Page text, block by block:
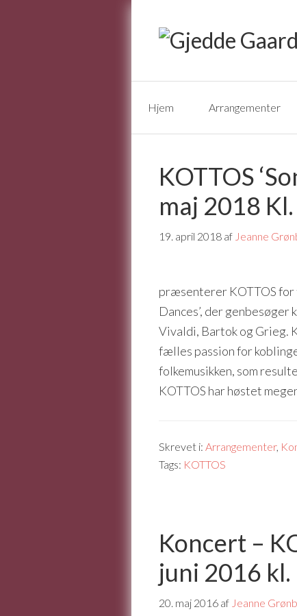
Hjem Arrangementer
KOTTOS
maj 2018
19. april 2018 af Jeanne
præsenterer KOTTOS for
Dances’, der
Vivaldi, Bartok og Grieg.
fælles passion for
folkemusikken, som
KOTTOS har høstet
Skrevet i: Arrangementer,
Tags: KOTTOS
Koncert –
juni 2016
20. maj 2016 af Jeanne